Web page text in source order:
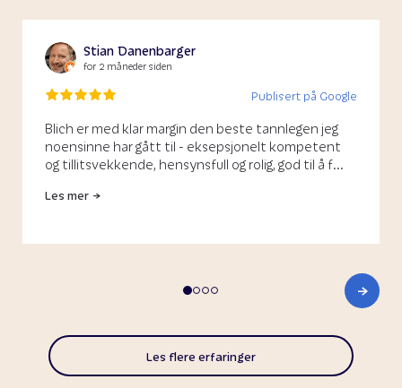
Stian Danenbarger
for 2 måneder siden
Publisert på Google
Blich er med klar margin den beste tannlegen jeg
noensinne har gått til - eksepsjonelt kompetent
og tillitsvekkende, hensynsfull og rolig, god til å f...
Les mer
Les flere erfaringer